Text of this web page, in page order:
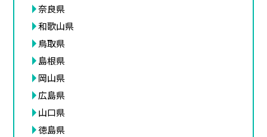
奈良県
和歌山県
鳥取県
島根県
岡山県
広島県
山口県
徳島県